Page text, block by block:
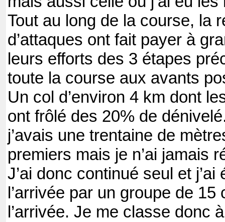
Tout au long de la course, la
d’attaques ont fait payer à
leurs efforts des 3 étapes
toute la course aux avants
Un col d’environ 4 km dont
ont frôlé des 20% de
j’avais une trentaine de
premiers mais je n’ai jamais
J’ai donc continué seul et
l’arrivée par un groupe de
l’arrivée. Je me classe donc